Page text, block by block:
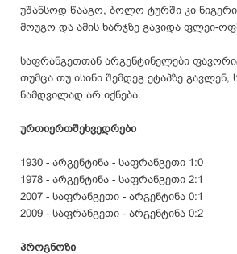
უშანსოდ წააგო, ბოლო ტურში კი
მოუგო და ამის ხარჯზე გავიდა ფლეი-
საფრანგეთთან არგენტინელები
თუმცა თუ ისინი შემდეგ ეტაპზე გავლენ,
ნამდვილად არ იქნება.
ურთიერთშეხვედრები
1930 - არგენტინა - საფრანგეთი 1:0
1978 - არგენტინა - საფრანგეთი 2:1
2007 - საფრანგეთი - არგენტინა 0:1
2009 - საფრანგეთი - არგენტინა 0:2
პროგნოზი